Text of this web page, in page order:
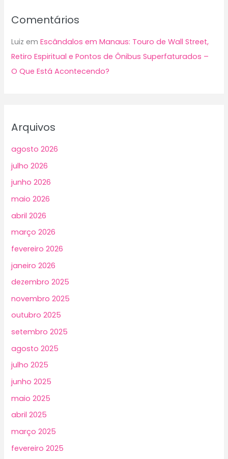
Comentários
Luiz emEscândalos em Manaus: Touro de Wall Street,
Retiro Espiritual e Pontos de Ônibus Superfaturados –
O Que Está Acontecendo?
Arquivos
agosto 2026
julho 2026
junho 2026
maio 2026
abril 2026
março 2026
fevereiro 2026
janeiro 2026
dezembro 2025
novembro 2025
outubro 2025
setembro 2025
agosto 2025
julho 2025
junho 2025
maio 2025
abril 2025
março 2025
fevereiro 2025